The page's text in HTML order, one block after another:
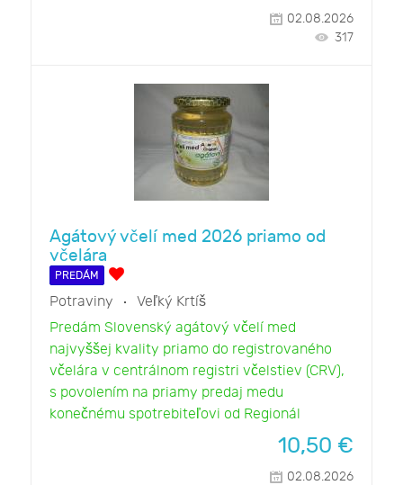
02.08.2026
317
Agátový včelí med 2026 priamo od
včelára
PREDÁM
Potraviny
Veľký Krtíš
Predám Slovenský agátový včelí med
najvyššej kvality priamo do registrovaného
včelára v centrálnom registri včelstiev (CRV),
s povolením na priamy predaj medu
konečnému spotrebiteľovi od Regionál
10,50 €
02.08.2026